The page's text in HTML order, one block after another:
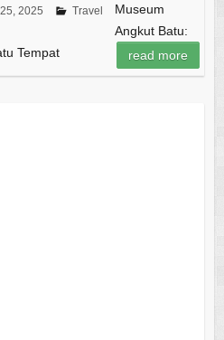
2025 Travel
Museum
Angkut Batu:
Tempat
read more